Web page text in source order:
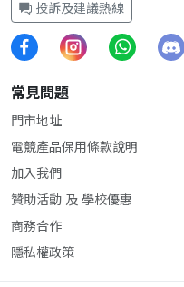
投訴及建議熱線
常見問題
門市地址
電競產品保用條款說明
加入我們
贊助活動 及 學校優惠
商務合作
隱私權政策